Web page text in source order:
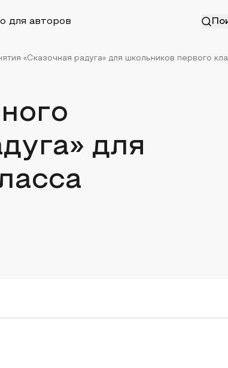
для авторов
«Сказочная радуга» для школьников первого
для